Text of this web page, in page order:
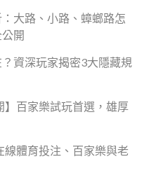
大路、小路、蟑螂路怎
開
資深玩家揭密3大隱藏規
】百家樂試玩首選，雄厚
體育投注、百家樂與老